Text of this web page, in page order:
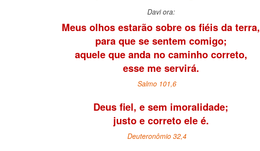
Davi ora:
Meus olhos estarão sobre os fiéis da terra,
para que se sentem comigo;
aquele que anda no caminho correto,
esse me servirá.
Salmo 101,6
Deus fiel, e sem imoralidade;
justo e correto ele é.
Deuteronômio 32,4